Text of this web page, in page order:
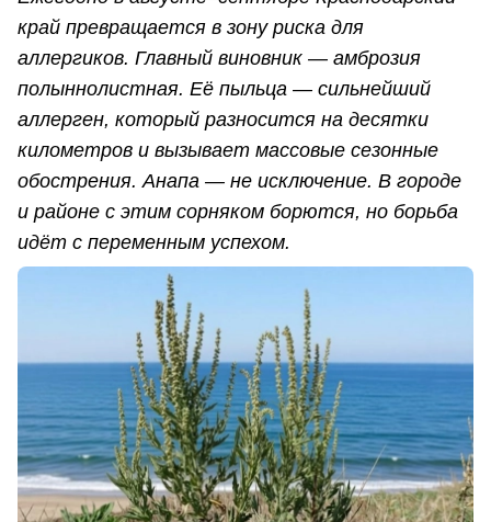
край превращается в зону риска для
аллергиков. Главный виновник — амброзия
полыннолистная. Её пыльца — сильнейший
аллерген, который разносится на десятки
километров и вызывает массовые сезонные
обострения. Анапа — не исключение. В городе
и районе с этим сорняком борются, но борьба
идёт с переменным успехом.